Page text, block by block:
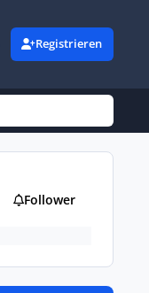
Registrieren
Follower